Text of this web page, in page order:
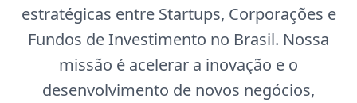
estratégicas entre Startups, Corporações e
Fundos de Investimento no Brasil. Nossa
missão é acelerar a inovação e o
desenvolvimento de novos negócios,